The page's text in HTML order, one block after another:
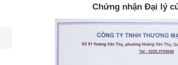
Chứng nhận Đại lý